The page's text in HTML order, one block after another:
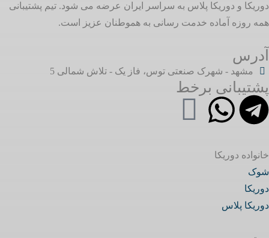
دوریکا و دوریکا پلاس به سراسر ایران عرضه می شود. تیم پشتیبانی
همه روزه آماده خدمت رسانی به هموطنان عزیز است.
آدرس
مشهد - شهرک صنعتی توس، فاز یک - تلاش شمالی 5
پشتیبانی برخط
خانواده دوریکا
شوک
دوریکا
دوریکا پلاس